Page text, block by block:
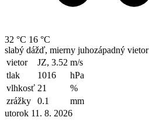
32 °C 16 °C
slabý dážď, mierny juhozápadný vietor
vietor
JZ, 3.52 m/s
tlak
1016
hPa
vlhkosť 21
%
zrážky
0.1
mm
utorok 11. 8. 2026